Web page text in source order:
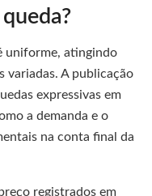
uniforme, atingindo
variadas. A publicação
expressivas em
a demanda e o
na conta final da
registrados em